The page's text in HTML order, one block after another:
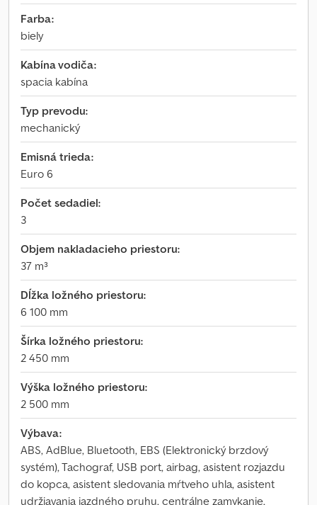
Farba:
biely
Kabína vodiča:
spacia kabína
Typ prevodu:
mechanický
Emisná trieda:
Euro 6
Počet sedadiel:
3
Objem nakladacieho priestoru:
37 m³
Dĺžka ložného priestoru:
6 100 mm
Šírka ložného priestoru:
2 450 mm
Výška ložného priestoru:
2 500 mm
Výbava:
ABS, AdBlue, Bluetooth, EBS (Elektronický brzdový
systém), Tachograf, USB port, airbag, asistent rozjazdu
do kopca, asistent sledovania mŕtveho uhla, asistent
udržiavania jazdného pruhu, centrálne zamykanie,